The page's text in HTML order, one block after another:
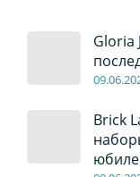
Gloria
09.06
Brick